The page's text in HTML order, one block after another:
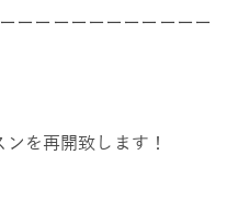
ーーーーーーーーーーー
を再開致します！